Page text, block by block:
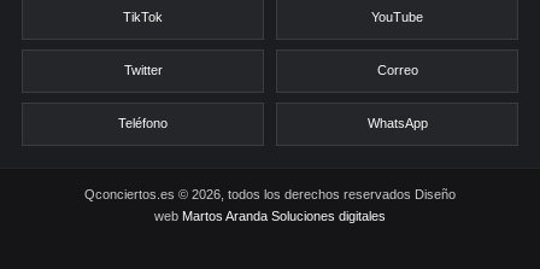
TikTok YouTube
Twitter Correo
Teléfono WhatsApp
Qconciertos.es © 2026, todos los derechos reservados Diseño
web Martos Aranda Soluciones digitales